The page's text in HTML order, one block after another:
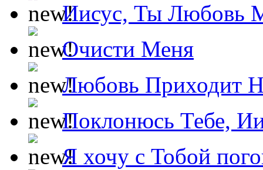
Иисус, Ты Любовь
Очисти Меня
Любовь Приходит
Поклонюсь Тебе,
Я хочу с Тобой